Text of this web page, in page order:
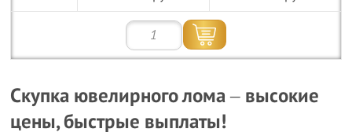
Скупка ювелирного лома ‒ высокие
цены, быстрые выплаты!